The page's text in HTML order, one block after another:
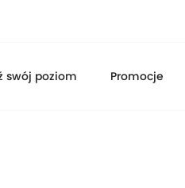
swój poziom Promocje